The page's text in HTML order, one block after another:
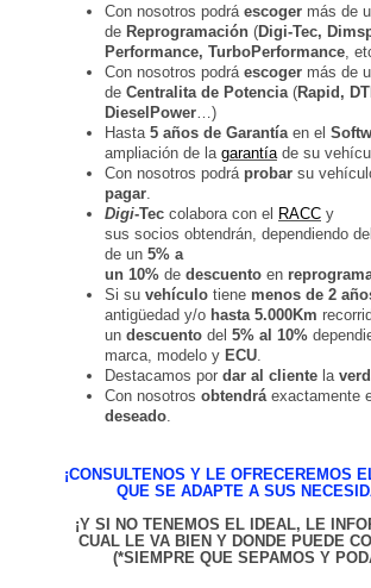
Con nosotros podrá escoger más de
de Reprogramación (Digi-Tec,
Performance, TurboPerformance ,
Con nosotros podrá escoger más de
de Centralita de Potencia (Rapid,
DieselPower …)
Hasta 5 años de Garantía en el
ampliación de la garantía de su
Con nosotros podrá probar su
pagar
Digi-Tec colabora con el RACC y
sus socios obtendrán, dependiendo
de un 5% a
un 10% de descuento en
Si su vehículo tiene menos de 2
antigüedad y/o hasta 5.000Km
un descuento del 5% al 10%
marca, modelo y ECU
Destacamos por dar al cliente la
Con nosotros obtendrá exactamente
deseado
¡CONSULTENOS Y LE OFRECEREMOS
QUE SE ADAPTE A SUS
¡Y SI NO TENEMOS EL IDEAL, LE
CUAL LE VA BIEN Y DONDE PUEDE
(*SIEMPRE QUE SEPAMOS Y